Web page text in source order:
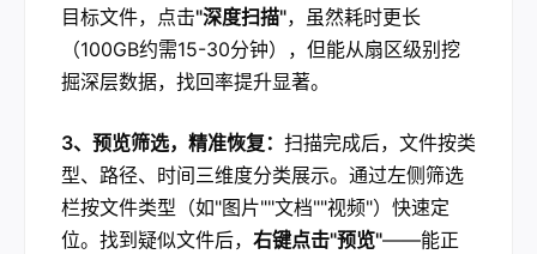
目标文件，点击"深度扫描"，虽然耗时更长
（100GB约需15-30分钟），但能从扇区级别挖
掘深层数据，找回率提升显著。
3、预览筛选，精准恢复： 扫描完成后，文件按类
型、路径、时间三维度分类展示。通过左侧筛选
栏按文件类型（如"图片""文档""视频"）快速定
位。找到疑似文件后， 右键点击"预览"——能正